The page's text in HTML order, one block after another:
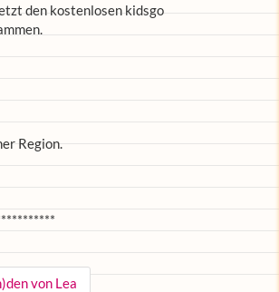
den kostenlosen kidsgo
Region.
von Lea